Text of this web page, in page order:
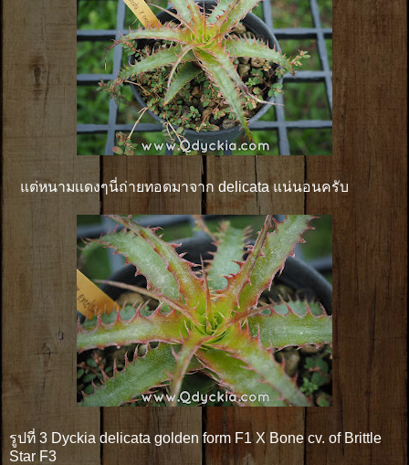
แต่หนามเเดงๆนี่ถ่ายทอดมาจาก delicata แน่นอนครับ
รูปที่ 3 Dyckia delicata golden form F1 X Bone cv. of Brittle
Star F3